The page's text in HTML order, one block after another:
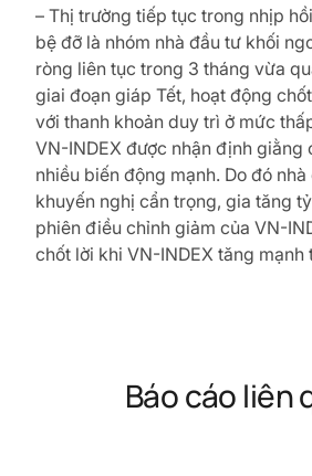
– Thị trường tiếp tục trong nhịp
bệ đỡ là nhóm nhà đầu tư khối
ròng liên tục trong 3 tháng vừa
giai đoạn giáp Tết, hoạt động
với thanh khoản duy trì ở mức
VN-INDEX được nhận định giằng
nhiều biến động mạnh. Do đó
khuyến nghị cẩn trọng, gia tăng
phiên điều chỉnh giảm của VN-
chốt lời khi VN-INDEX tăng mạnh
Báo cáo liên